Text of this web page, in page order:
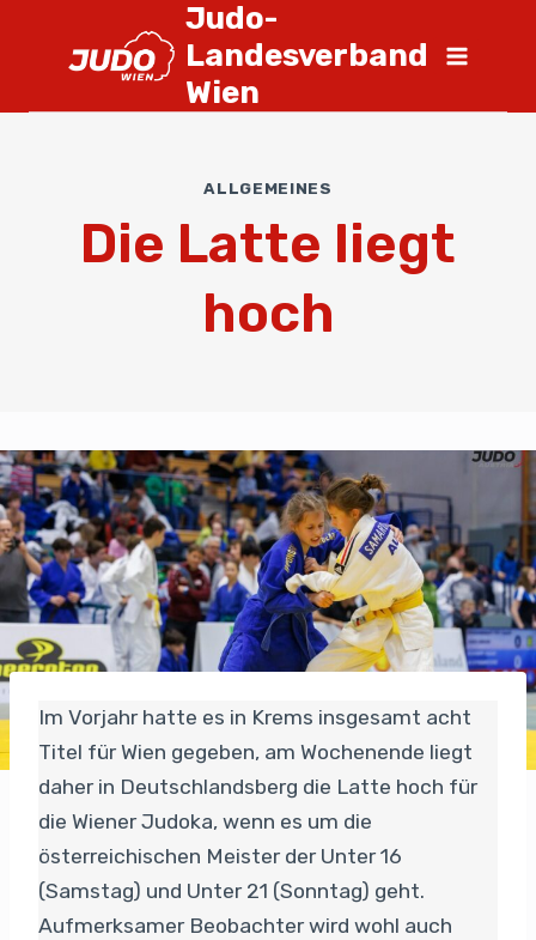
Judo-
Landesverband
Wien
ALLGEMEINES
Die Latte liegt
hoch
Im Vorjahr hatte es in Krems insgesamt acht
Titel für Wien gegeben, am Wochenende liegt
daher in Deutschlandsberg die Latte hoch für
die Wiener Judoka, wenn es um die
österreichischen Meister der Unter 16
(Samstag) und Unter 21 (Sonntag) geht.
Aufmerksamer Beobachter wird wohl auch